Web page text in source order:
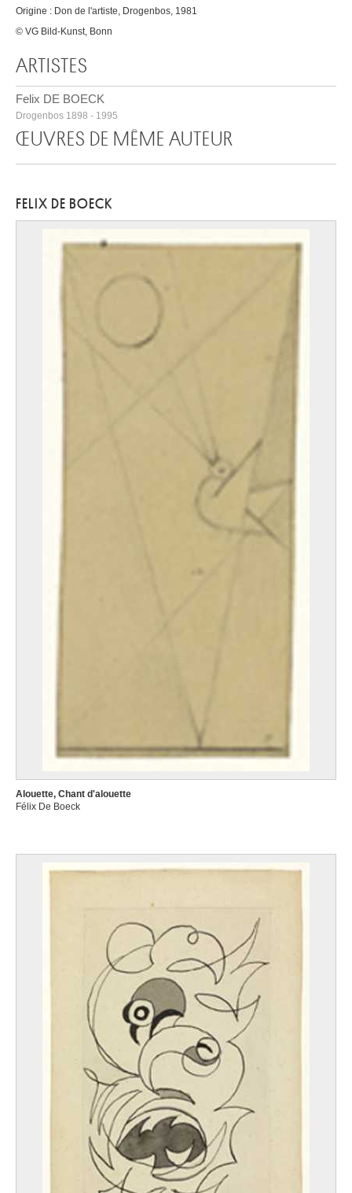
Origine : Don de l'artiste, Drogenbos, 1981
© VG Bild-Kunst, Bonn
ARTISTES
Felix DE BOECK
Drogenbos 1898 - 1995
ŒUVRES DE MÊME AUTEUR
FELIX DE BOECK
Alouette, Chant d'alouette
Félix De Boeck